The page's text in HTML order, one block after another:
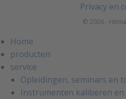
Privacy en
© 2026 -
Home
producten
service
Opleidingen, seminars en
Instrumenten kaliberen